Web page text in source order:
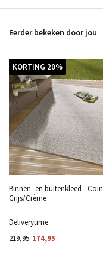
Eerder bekeken door jou
KORTING 20%
Binnen- en buitenkleed - Coin
Grijs/Crème
Deliverytime
219,95 174,95